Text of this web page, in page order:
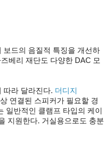
드의 음질적 특징을 개선하
베리 재단도 다양한 DAC 모
따라 달라진다. 더디지
연결된 스피커가 필요할 경
일반적인 클램프 타입의 케이
지원한다. 거실용으로도 충분